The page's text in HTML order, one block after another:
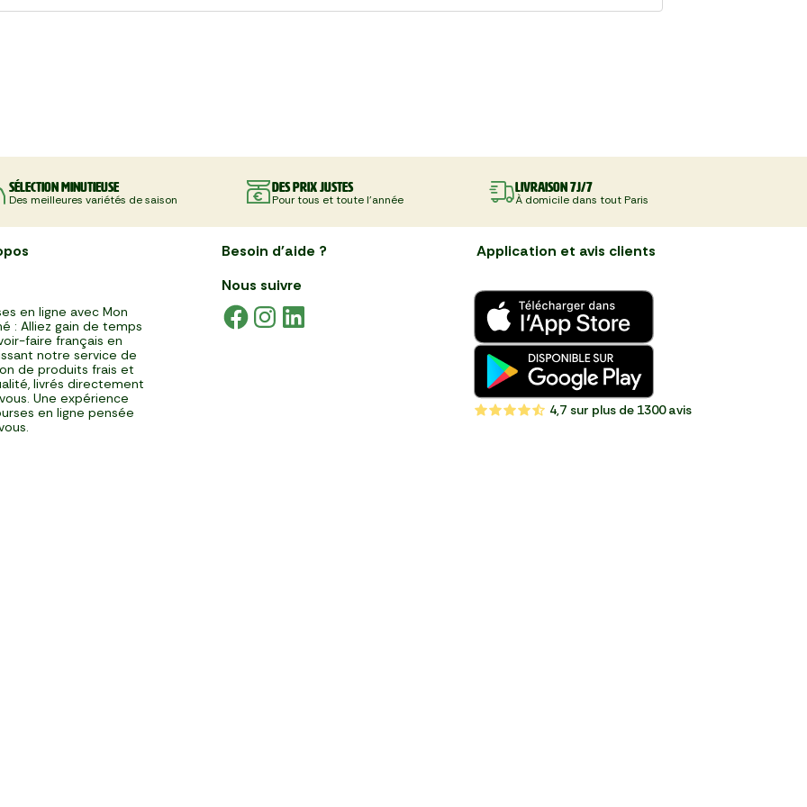
Sélection minutieuse
Des meilleures variétés de saison
Des prix justes
Pour tous et toute l'année
Livraison 7J/7
À domicile dans tout Paris
en ligne avec Mon
: Alliez gain de temps
faire français en
notre service de
de produits frais et
livrés directement
Une expérience
en ligne pensée
Besoin d'aide ?
Nous suivre
Application et avis clients
4,7 sur plus de 1300 avis